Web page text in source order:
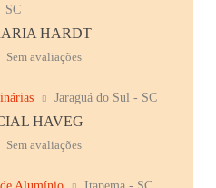
SC
HARDT
Sem avaliações
Jaraguá do Sul - SC
HAVEG
Sem avaliações